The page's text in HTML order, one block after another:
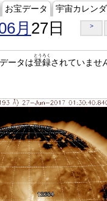
お宝データ 宇宙カレン
月 27日 >
ータは登録
とうろく
されていませ